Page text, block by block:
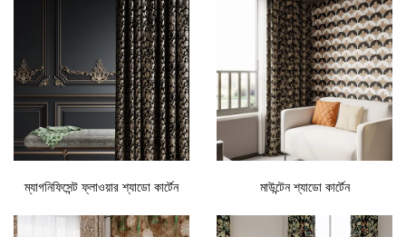
ম্যাগনিফিসেন্ট ফ্লাওয়ার শ্যাডো কার্টেন মাউন্টেন শ্যাডো কার্টেন